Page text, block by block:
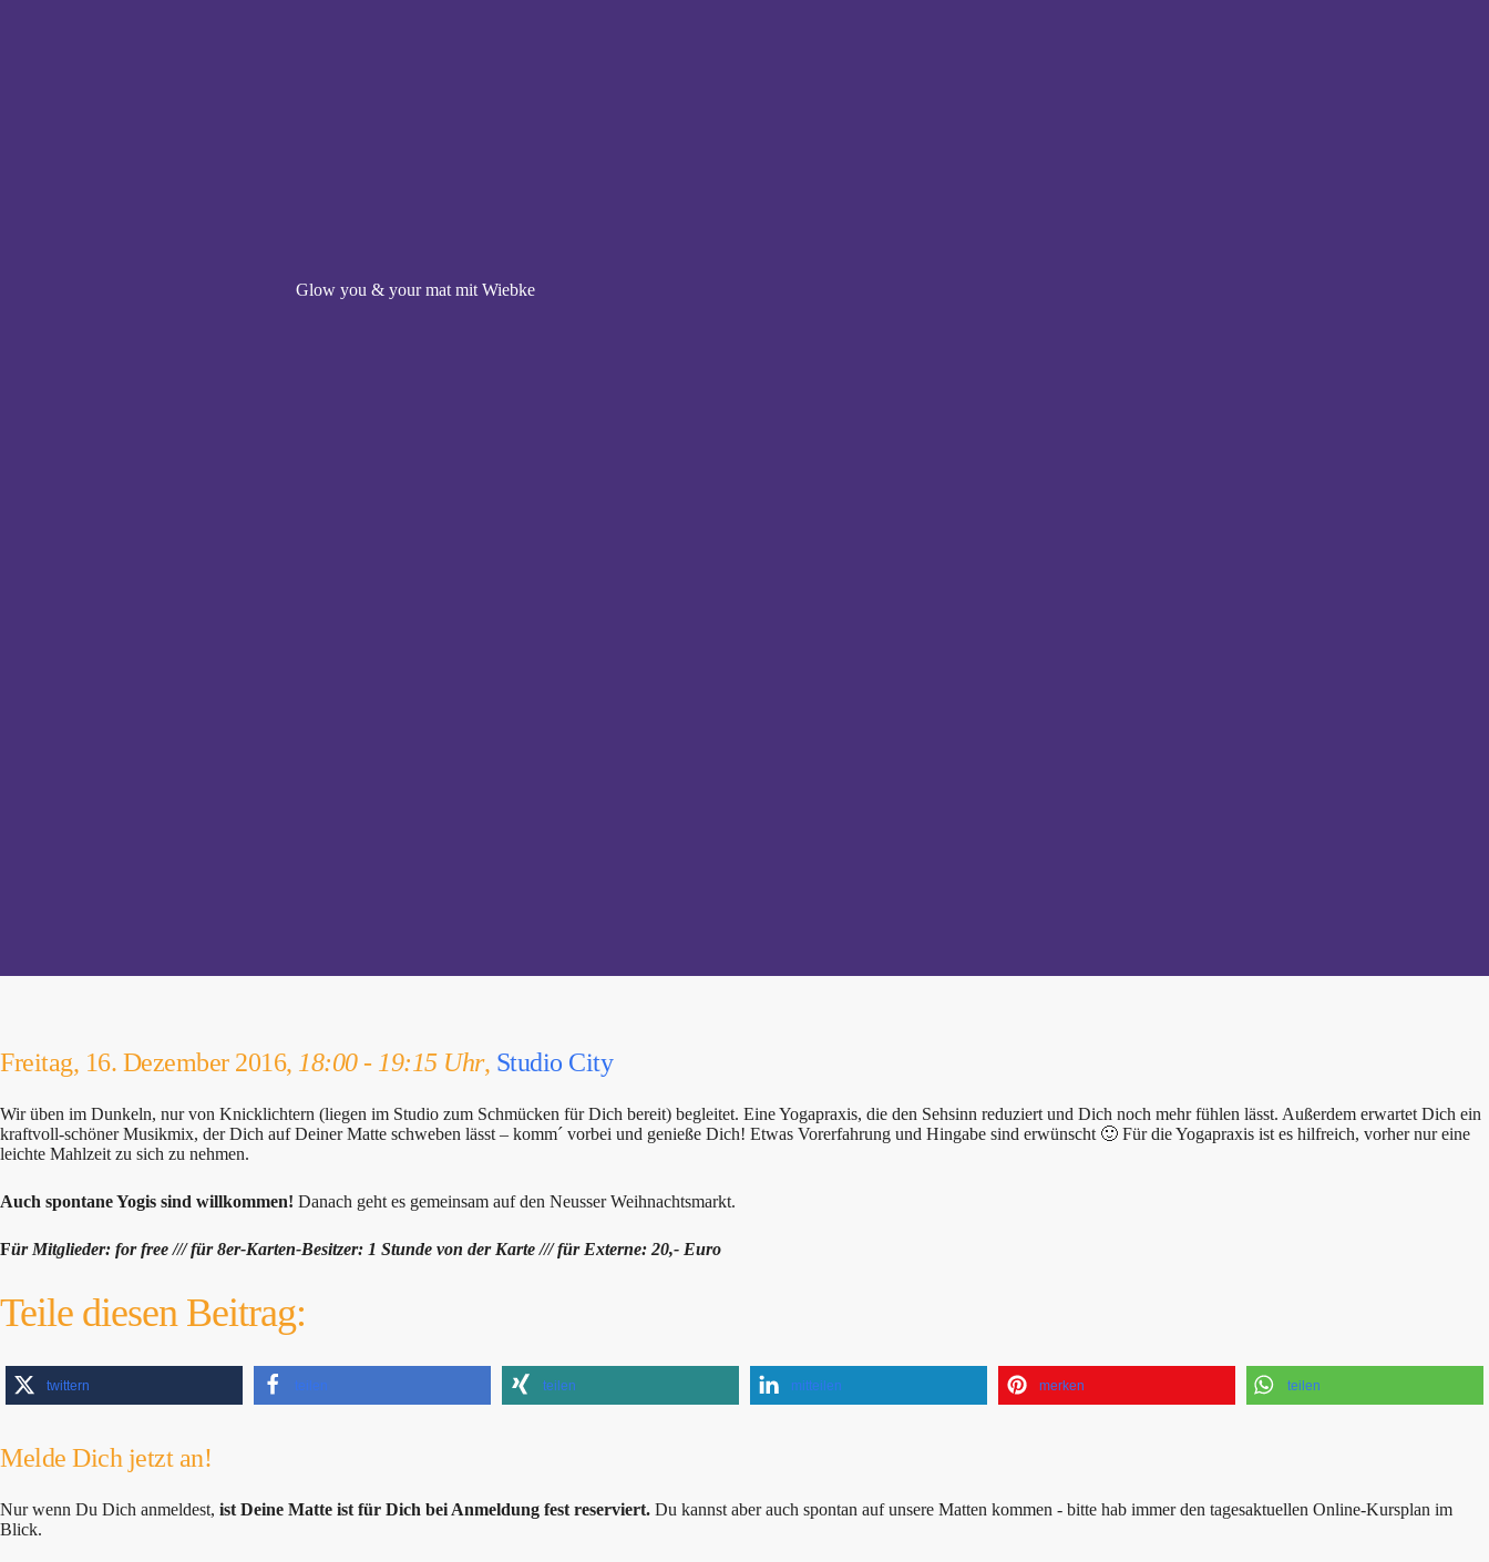
Glow you & your mat mit Wiebke
Freitag, 16. Dezember 2016, 18:00 - 19:15 Uhr, Studio City
Wir üben im Dunkeln, nur von Knicklichtern (liegen im Studio zum Schmücken für Dich bereit) begleitet. Eine Yogapraxis, die den Sehsinn reduziert und Dich noch mehr fühlen lässt. Außerdem erwartet Dich ein
kraftvoll-schöner Musikmix, der Dich auf Deiner Matte schweben lässt – komm´ vorbei und genieße Dich! Etwas Vorerfahrung und Hingabe sind erwünscht 🙂 Für die Yogapraxis ist es hilfreich, vorher nur eine
leichte Mahlzeit zu sich zu nehmen.
Auch spontane Yogis sind willkommen! Danach geht es gemeinsam auf den Neusser Weihnachtsmarkt.
Für Mitglieder: for free /// für 8er-Karten-Besitzer: 1 Stunde von der Karte /// für Externe: 20,- Euro
Teile diesen Beitrag:
twittern teilen teilen mitteilen merken teilen
Melde Dich jetzt an!
Nur wenn Du Dich anmeldest, ist Deine Matte ist für Dich bei Anmeldung fest reserviert. Du kannst aber auch spontan auf unsere Matten kommen - bitte hab immer den tagesaktuellen Online-Kursplan im
Blick.